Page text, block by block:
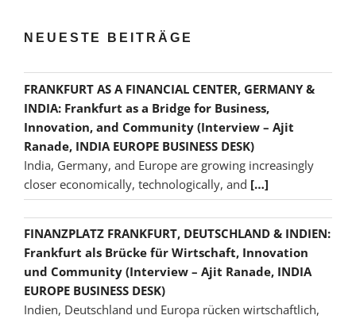
NEUESTE BEITRÄGE
FRANKFURT AS A FINANCIAL CENTER, GERMANY &
INDIA: Frankfurt as a Bridge for Business,
Innovation, and Community (Interview – Ajit
Ranade, INDIA EUROPE BUSINESS DESK)
India, Germany, and Europe are growing increasingly
closer economically, technologically, and […]
FINANZPLATZ FRANKFURT, DEUTSCHLAND & INDIEN:
Frankfurt als Brücke für Wirtschaft, Innovation
und Community (Interview – Ajit Ranade, INDIA
EUROPE BUSINESS DESK)
Indien, Deutschland und Europa rücken wirtschaftlich,